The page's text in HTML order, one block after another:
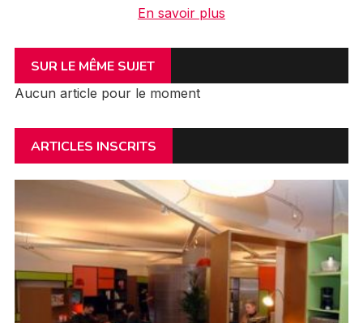
En savoir plus
SUR LE MÊME SUJET
Aucun article pour le moment
ARTICLES INSCRITS